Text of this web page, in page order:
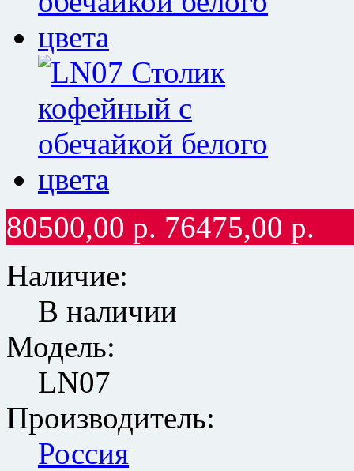
80500,00 р. 76475,00 р.
Наличие:
В наличии
Модель:
LN07
Производитель:
Россия